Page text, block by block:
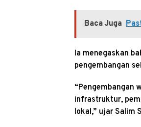
Baca Juga
Ia menegaskan
pengembangan
“Pengembangan
infrastruktur,
lokal,” ujar Salim